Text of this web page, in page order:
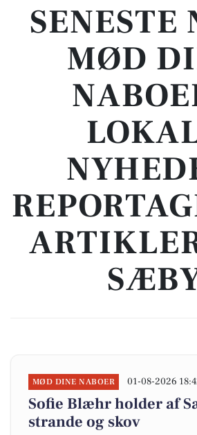
SENESTE
MØD
MØD DINE NABOER 01-08-2026
Sofie Blæhr holder af
strande og skov